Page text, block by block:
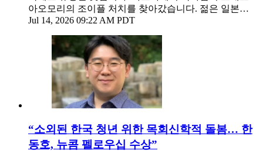
아오모리의 조이플 처치를 찾아갔습니다. 젊은 일본…
Jul 14, 2026 09:22 AM PDT
“소외된 한국 청년 위한 목회신학적 돌봄… 한
동호, 뉴콤 펠로우십 수상”